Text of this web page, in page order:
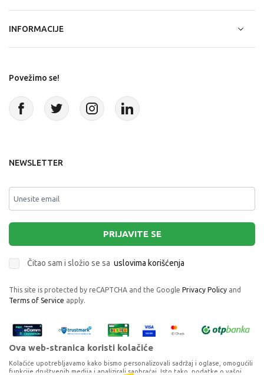
INFORMACIJE
Povežimo se!
NEWSLETTER
PRIJAVITE SE
Čitao sam i složio se sa uslovima korišćenja
This site is protected by reCAPTCHA and the Google Privacy Policy and
Terms of Service apply.
Ova web-stranica koristi kolačiće
Kolačiće upotrebljavamo kako bismo personalizovali sadržaj i oglase, omogućili
funkcije društvenih medija i analizirali saobraćaj. Isto tako, podatke o vašoj